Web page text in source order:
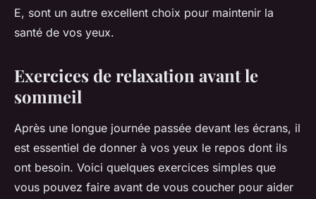
E, sont un autre excellent choix pour maintenir la
santé de vos yeux.
Exercices de relaxation avant le
sommeil
Après une longue journée passée devant les écrans, il
est essentiel de donner à vos yeux le repos dont ils
ont besoin. Voici quelques exercices simples que
vous pouvez faire avant de vous coucher pour aider